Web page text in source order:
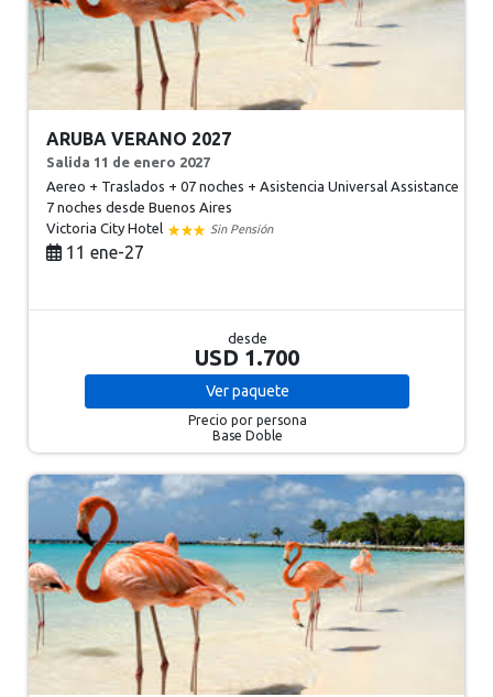
ARUBA VERANO 2027
Salida 11 de enero 2027
Aereo + Traslados + 07 noches + Asistencia Universal Assistance
7 nochesdesde Buenos Aires
Victoria City Hotel
Sin Pensión
11 ene-27
desde
USD 1.700
Verpaquete
Precio por persona
Base Doble